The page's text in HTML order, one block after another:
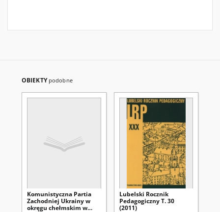
OBIEKTY podobne
Komunistyczna Partia
Zachodniej Ukrainy w
okręgu chełmskim w
Lubelski Rocznik
Pedagogiczny T. 30
(2011)